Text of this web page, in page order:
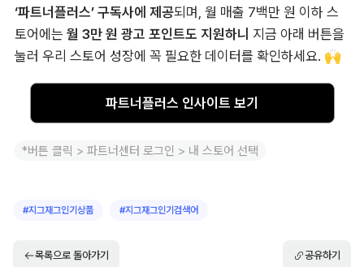
‘파트너플러스’ 구독사에 제공되며, 월 매출 7백만 원 이하 스
토어에는 월 3만 원 광고 포인트도 지원하니 지금 아래 버튼을
눌러 우리 스토어 성장에 꼭 필요한 데이터를 확인하세요. 🙌
파트너플러스 인사이트 보기
*버튼 클릭 > 파트너센터 로그인 > 내 스토어 선택
#지그재그인기상품 #지그재그인기검색어
목록으로 돌아가기 공유하기